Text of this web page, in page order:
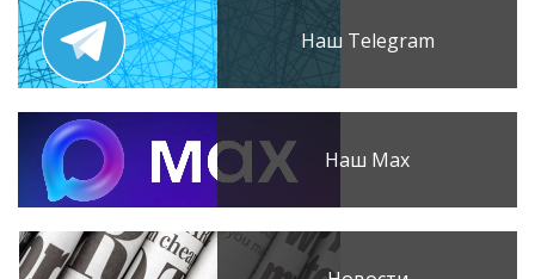
Наш Telegram
Наш Max